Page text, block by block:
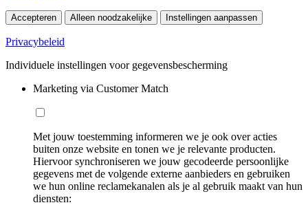
Accepteren Alleen noodzakelijke Instellingen aanpassen
Privacybeleid
Individuele instellingen voor gegevensbescherming
Marketing via Customer Match
Met jouw toestemming informeren we je ook over acties
buiten onze website en tonen we je relevante producten.
Hiervoor synchroniseren we jouw gecodeerde persoonlijke
gegevens met de volgende externe aanbieders en gebruiken
we hun online reclamekanalen als je al gebruik maakt van hun
diensten: